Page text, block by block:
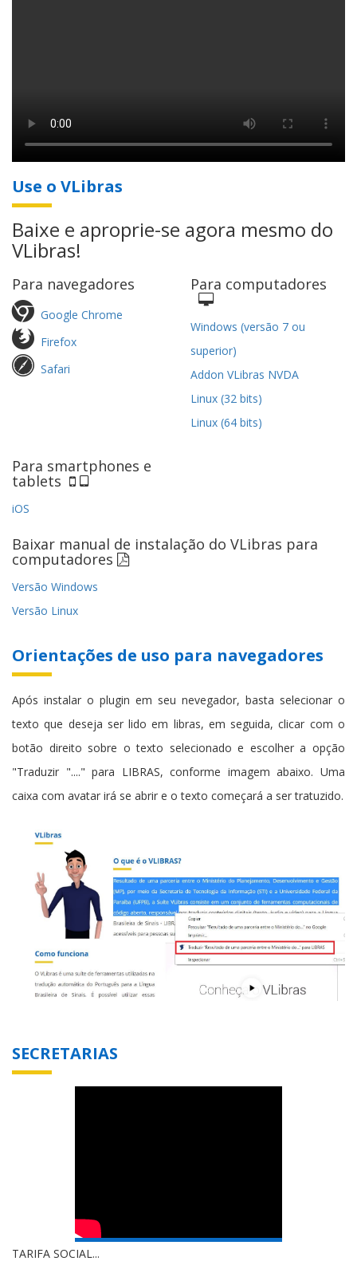
Use o VLibras
Baixe e aproprie-se agora mesmo do
VLibras!
Para navegadores
Google Chrome
Firefox
Safari
Para computadores
Windows (versão 7 ou
superior)
Addon VLibras NVDA
Linux (32 bits)
Linux (64 bits)
Para smartphones e
tablets
iOS
Baixar manual de instalação do VLibras para
computadores
Versão Windows
Versão Linux
Orientações de uso para navegadores
Após instalar o plugin em seu nevegador, basta selecionar o
texto que deseja ser lido em libras, em seguida, clicar com o
botão direito sobre o texto selecionado e escolher a opção
"Traduzir "...." para LIBRAS, conforme imagem abaixo. Uma
caixa com avatar irá se abrir e o texto começará a ser tratuzido.
SECRETARIAS
TARIFA SOCIAL...